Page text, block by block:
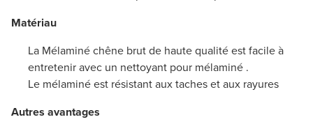
Matériau
La Mélaminé chêne brut de haute qualité est facile à
entretenir avec un nettoyant pour mélaminé .
Le mélaminé est résistant aux taches et aux rayures
Autres avantages